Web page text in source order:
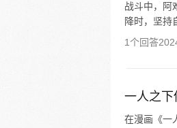
战斗中，阿
降时，坚持
1个回答
一人之下
在漫画《一